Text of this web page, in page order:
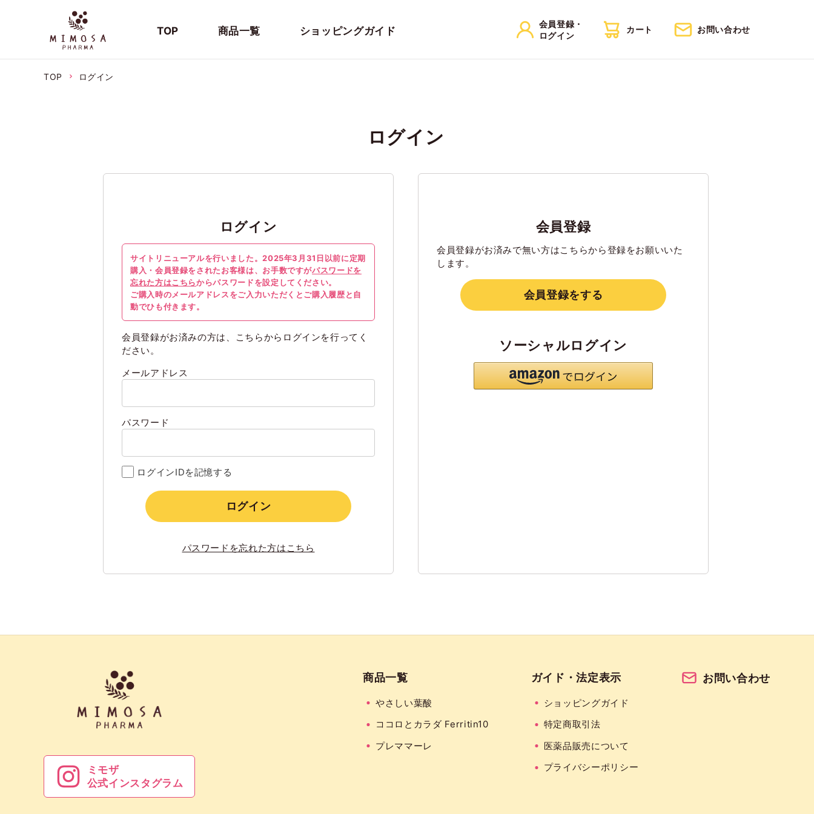
TOP 商品一覧 ショッピングガイド
会員登録・
ログイン
カート お問い合わせ
TOP ログイン
ログイン
ログイン
サイトリニューアルを行いました。2025年3月31日以前に定期
購入・会員登録をされたお客様は、お手数ですがパスワードを
忘れた方はこちらからパスワードを設定してください。
ご購入時のメールアドレスをご入力いただくとご購入履歴と自
動でひも付きます。
会員登録がお済みの方は、こちらからログインを行ってく
ださい。
メールアドレス
パスワード
ログインIDを記憶する
ログイン
パスワードを忘れた方はこちら
会員登録
会員登録がお済みで無い方はこちらから登録をお願いいた
します。
会員登録をする
ソーシャルログイン
ミモザ
公式インスタグラム
商品一覧
やさしい葉酸
ココロとカラダ Ferritin10
プレママーレ
ガイド・法定表示
ショッピングガイド
特定商取引法
医薬品販売について
プライバシーポリシー
お問い合わせ